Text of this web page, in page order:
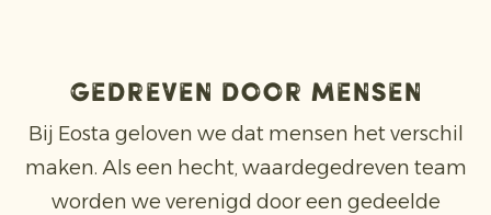
Gedreven door mensen
Bij Eosta geloven we dat mensen het verschil
maken. Als een hecht, waardegedreven team
worden we verenigd door een gedeelde